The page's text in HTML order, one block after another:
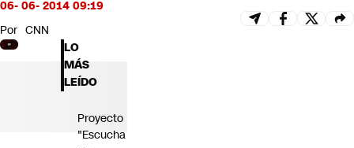
CNN tiempo
Futuro 360
Opinión
06- 06- 2014 09:19
Por CNN
LO
MÁS
LEÍDO
Proyecto
"Escucha